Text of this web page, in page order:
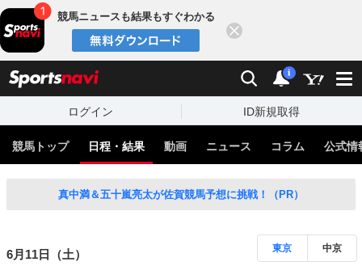
競馬ニュースも結果もすぐわかる
検索 通知
i
ログイン ID新規取得
競馬トップ 日程・結果 動画 ニュース コラム 公式情
真中満＆五十嵐亮太が佐賀競馬予想に挑戦！（PR）
6月11日（土） 東京 中京